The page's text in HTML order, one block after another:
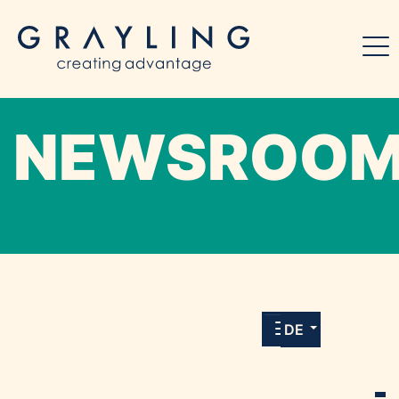
allen Meldungen und Downloads unserer
DE